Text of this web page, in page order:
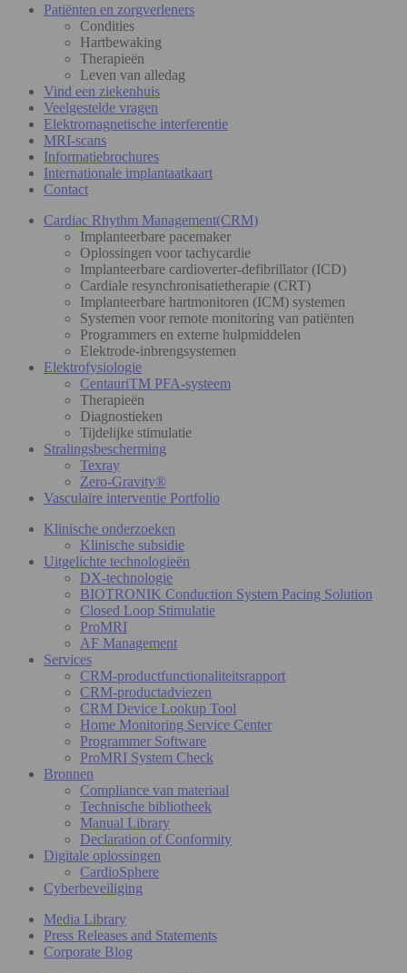
Patiënten en zorgverleners
Condities
Hartbewaking
Therapieën
Leven van alledag
Vind een ziekenhuis
Veelgestelde vragen
Elektromagnetische interferentie
MRI-scans
Informatiebrochures
Internationale implantaatkaart
Contact
Cardiac Rhythm Management(CRM)
Implanteerbare pacemaker
Oplossingen voor tachycardie
Implanteerbare cardioverter-defibrillator (ICD)
Cardiale resynchronisatietherapie (CRT)
Implanteerbare hartmonitoren (ICM) systemen
Systemen voor remote monitoring van patiënten
Programmers en externe hulpmiddelen
Elektrode-inbrengsystemen
Elektrofysiologie
CentauriTM PFA-systeem
Therapieën
Diagnostieken
Tijdelijke stimulatie
Stralingsbescherming
Texray
Zero-Gravity®
Vasculaire interventie Portfolio
Klinische onderzoeken
Klinische subsidie
Uitgelichte technologieën
DX-technologie
BIOTRONIK Conduction System Pacing Solution
Closed Loop Stimulatie
ProMRI
AF Management
Services
CRM-productfunctionaliteitsrapport
CRM-productadviezen
CRM Device Lookup Tool
Home Monitoring Service Center
Programmer Software
ProMRI System Check
Bronnen
Compliance van materiaal
Technische bibliotheek
Manual Library
Declaration of Conformity
Digitale oplossingen
CardioSphere
Cyberbeveiliging
Media Library
Press Releases and Statements
Corporate Blog